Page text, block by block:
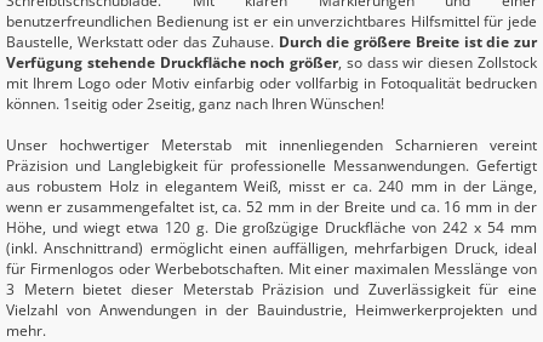
benutzerfreundlichen Bedienung ist er ein unverzichtbares Hilfsmittel für jede
Baustelle, Werkstatt oder das Zuhause. Durch die größere Breite ist die zur
Verfügung stehende Druckfläche noch größer, so dass wir diesen Zollstock
mit Ihrem Logo oder Motiv einfarbig oder vollfarbig in Fotoqualität bedrucken
können. 1seitig oder 2seitig, ganz nach Ihren Wünschen!
Unser hochwertiger Meterstab mit innenliegenden Scharnieren vereint
Präzision und Langlebigkeit für professionelle Messanwendungen. Gefertigt
aus robustem Holz in elegantem Weiß, misst er ca. 240 mm in der Länge,
wenn er zusammengefaltet ist, ca. 52 mm in der Breite und ca. 16 mm in der
Höhe, und wiegt etwa 120 g. Die großzügige Druckfläche von 242 x 54 mm
(inkl. Anschnittrand) ermöglicht einen auffälligen, mehrfarbigen Druck, ideal
für Firmenlogos oder Werbebotschaften. Mit einer maximalen Messlänge von
3 Metern bietet dieser Meterstab Präzision und Zuverlässigkeit für eine
Vielzahl von Anwendungen in der Bauindustrie, Heimwerkerprojekten und
mehr.